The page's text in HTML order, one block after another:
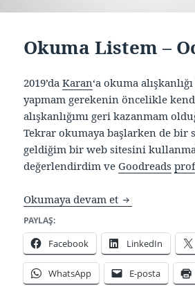
Okuma Listem –
2019’daKaran‘a okuma
yapmam gerekenin öncelikle
alışkanlığımı geri kazanmam
Tekrar okumaya başlarken de bir
geldiğim bir web sitesini
değerlendirdim ve Goodreads
Okumaya devam et Okuma Listem
PAYLAŞ:
Facebook LinkedIn
WhatsApp E-posta